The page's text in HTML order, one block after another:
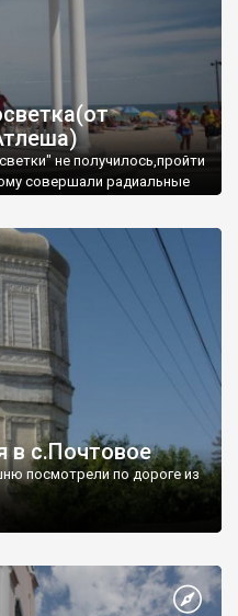
не получилось,пройти
совершали радиальные
в с.Почтовое
посмотрели по дороге из